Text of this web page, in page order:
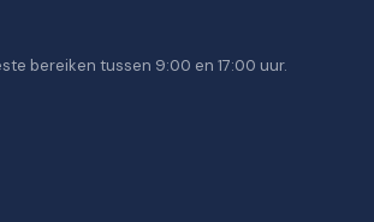
bereiken tussen 9:00 en 17:00 uur.